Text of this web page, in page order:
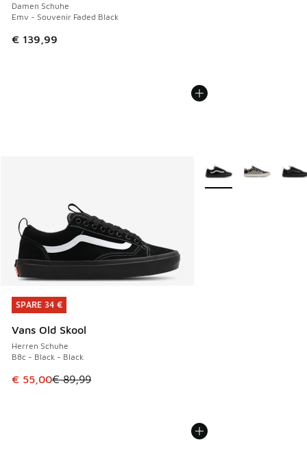
Damen Schuhe
Emv - Souvenir Faded Black
€ 139,99
SPARE 34 €
Vans Old Skool
Herren Schuhe
B8c - Black - Black
Dieser Artikel ist im Sale. Der Preis ist von € 89,99 auf €
€ 55,00€ 89,99
SPARE 34 €
Weitere Farben